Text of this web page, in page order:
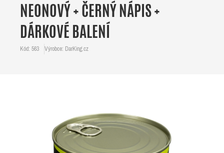
NEONOVÝ + ČERNÝ NÁPIS +
DÁRKOVÉ BALENÍ
Kód: 563 Výrobce: DarKing.cz